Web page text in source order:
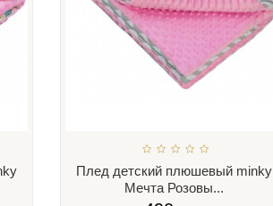
Плед детский плюшевый minky
Мечта Розовы...